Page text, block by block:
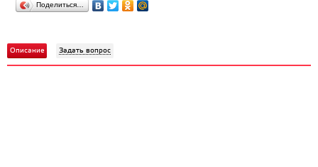
Поделиться…
Описание Задать вопрос